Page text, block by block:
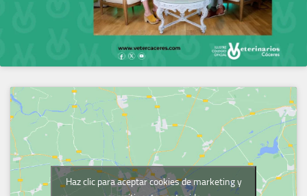
Haz clic para aceptar cookies de marketing y